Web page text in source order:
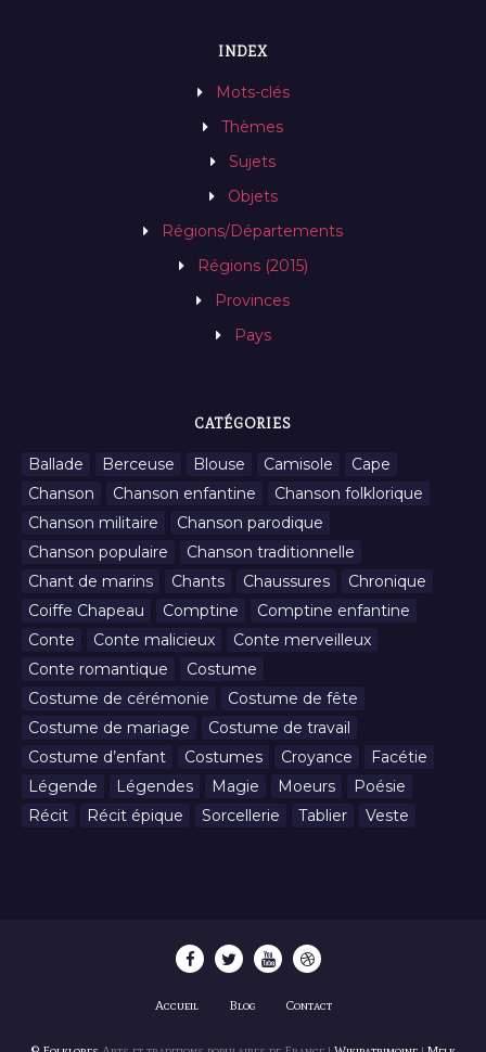
INDEX
Mots-clés
Thèmes
Sujets
Objets
Régions/Départements
Régions (2015)
Provinces
Pays
CATÉGORIES
Ballade Berceuse Blouse Camisole
Cape
Chanson
Chanson enfantine
Chanson folklorique
Chanson militaire
Chanson parodique
Chanson populaire
Chanson traditionnelle
Chant de marins
Chants Chaussures
Chronique
Coiffe Chapeau
Comptine
Comptine enfantine
Conte
Conte malicieux
Conte merveilleux
Conte romantique
Costume
Costume de cérémonie
Costume de fête
Costume de mariage
Costume de travail
Costume d’enfant
Costumes Croyance
Facétie
Légende
Légendes Magie Moeurs
Poésie
Récit
Récit épique Sorcellerie Tablier Veste
Accueil Blog Contact